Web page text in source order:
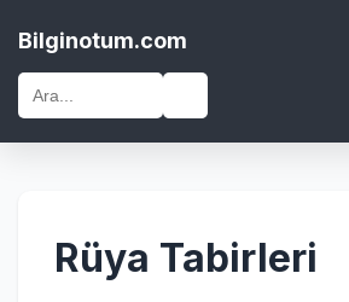
Bilginotum.com
Rüya Tabirleri